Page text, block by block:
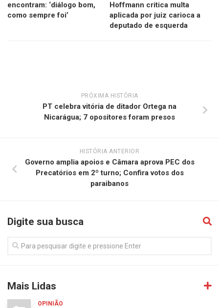
encontram: ‘diálogo bom,
como sempre foi’
Hoffmann critica multa
aplicada por juiz carioca a
deputado de esquerda
PRÓXIMA HISTÓRIA
PT celebra vitória de ditador Ortega na
Nicarágua; 7 opositores foram presos
HISTÓRIA ANTERIOR
Governo amplia apoios e Câmara aprova PEC dos
Precatórios em 2º turno; Confira votos dos
paraibanos
Digite sua busca
Mais Lidas
OPINIÃO